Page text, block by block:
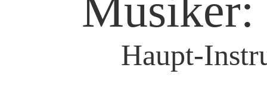
Musiker:
Haupt-